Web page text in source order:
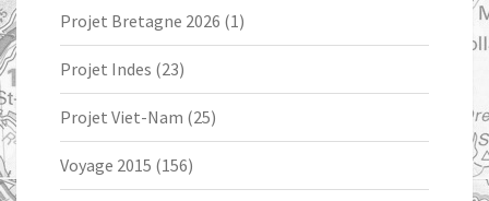
Projet Bretagne 2026 (1)
Projet Indes (23)
Projet Viet-Nam (25)
Voyage 2015 (156)